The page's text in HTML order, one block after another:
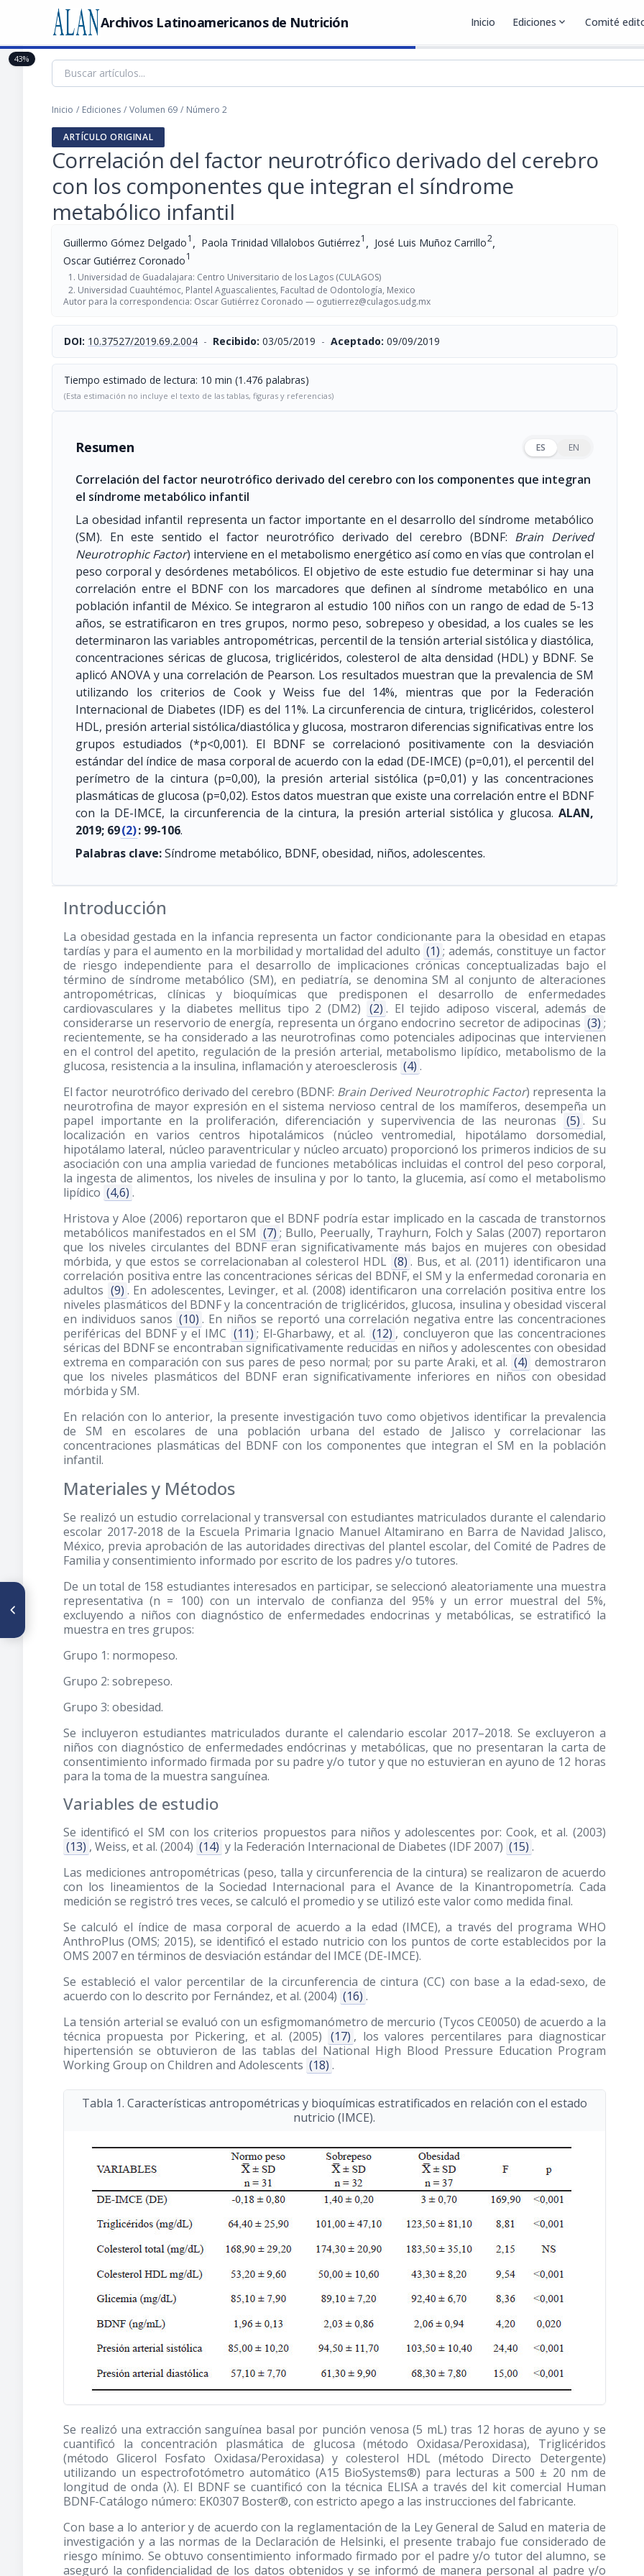
Archivos Latinoamericanos de Nutrición Inicio Ediciones expand_more Comité
Inicio / Ediciones / Volumen 69 / Número 2
ARTÍCULO ORIGINAL
Correlación del factor neurotrófico derivado del cerebro
con los componentes que integran el síndrome
metabólico infantil
Guillermo Gómez Delgado1 , Paola Trinidad Villalobos Gutiérrez1 , José Luis Muñoz Carrillo2,
Oscar Gutiérrez Coronado1
Universidad de Guadalajara: Centro Universitario de los Lagos (CULAGOS)
Universidad Cuauhtémoc, Plantel Aguascalientes, Facultad de Odontología, Mexico
Autor para la correspondencia: Oscar Gutiérrez Coronado — ogutierrez@culagos.udg.mx
DOI: 10.37527/2019.69.2.004 - Recibido: 03/05/2019 - Aceptado: 09/09/2019
Tiempo estimado de lectura: 10 min (1.476 palabras)
(Esta estimación no incluye el texto de las tablas, figuras y referencias)
Resumen ES EN
Correlación del factor neurotrófico derivado del cerebro con los componentes que integran
el síndrome metabólico infantil
La obesidad infantil representa un factor importante en el desarrollo del síndrome metabólico
(SM). En este sentido el factor neurotrófico derivado del cerebro (BDNF: Brain Derived
Neurotrophic Factor) interviene en el metabolismo energético así como en vías que controlan el
peso corporal y desórdenes metabólicos. El objetivo de este estudio fue determinar si hay una
correlación entre el BDNF con los marcadores que definen al síndrome metabólico en una
población infantil de México. Se integraron al estudio 100 niños con un rango de edad de 5-13
años, se estratificaron en tres grupos, normo peso, sobrepeso y obesidad, a los cuales se les
determinaron las variables antropométricas, percentil de la tensión arterial sistólica y diastólica,
concentraciones séricas de glucosa, triglicéridos, colesterol de alta densidad (HDL) y BDNF. Se
aplicó ANOVA y una correlación de Pearson. Los resultados muestran que la prevalencia de SM
utilizando los criterios de Cook y Weiss fue del 14%, mientras que por la Federación
Internacional de Diabetes (IDF) es del 11%. La circunferencia de cintura, triglicéridos, colesterol
HDL, presión arterial sistólica/diastólica y glucosa, mostraron diferencias significativas entre los
grupos estudiados (*p<0,001). El BDNF se correlacionó positivamente con la desviación
estándar del índice de masa corporal de acuerdo con la edad (DE-IMCE) (p=0,01), el percentil del
perímetro de la cintura (p=0,00), la presión arterial sistólica (p=0,01) y las concentraciones
plasmáticas de glucosa (p=0,02). Estos datos muestran que existe una correlación entre el BDNF
con la DE-IMCE, la circunferencia de la cintura, la presión arterial sistólica y glucosa. ALAN,
2019; 69(2): 99-106.
Palabras clave:Síndrome metabólico, BDNF, obesidad, niños, adolescentes.
Introducción
La obesidad gestada en la infancia representa un factor condicionante para la obesidad en etapas
tardías y para el aumento en la morbilidad y mortalidad del adulto (1) ; además, constituye un factor
de riesgo independiente para el desarrollo de implicaciones crónicas conceptualizadas bajo el
término de síndrome metabólico (SM), en pediatría, se denomina SM al conjunto de alteraciones
antropométricas, clínicas y bioquímicas que predisponen el desarrollo de enfermedades
cardiovasculares y la diabetes mellitus tipo 2 (DM2)
(2) . El tejido adiposo visceral, además de
considerarse un reservorio de energía, representa un órgano endocrino secretor de adipocinas (3) ;
recientemente, se ha considerado a las neurotrofinas como potenciales adipocinas que intervienen
en el control del apetito, regulación de la presión arterial, metabolismo lipídico, metabolismo de la
glucosa, resistencia a la insulina, inflamación y ateroesclerosis (4) .
El factor neurotrófico derivado del cerebro (BDNF: Brain Derived Neurotrophic Factor) representa la
neurotrofina de mayor expresión en el sistema nervioso central de los mamíferos, desempeña un
papel importante en la proliferación, diferenciación y supervivencia de las neuronas
(5) . Su
localización en varios centros hipotalámicos (núcleo ventromedial, hipotálamo dorsomedial,
hipotálamo lateral, núcleo paraventricular y núcleo arcuato) proporcionó los primeros indicios de su
asociación con una amplia variedad de funciones metabólicas incluidas el control del peso corporal,
la ingesta de alimentos, los niveles de insulina y por lo tanto, la glucemia, así como el metabolismo
lipídico (4,6) .
Hristova y Aloe(2006) reportaron que el BDNF podría estar implicado en la cascada de transtornos
metabólicos manifestados en el SM (7) ; Bullo, Peerually, Trayhurn, Folch y Salas (2007) reportaron
que los niveles circulantes del BDNF eran significativamente más bajos en mujeres con obesidad
mórbida, y que estos se correlacionaban al colesterol HDL (8) . Bus, et al. (2011) identificaron una
correlación positiva entre las concentraciones séricas del BDNF, el SM y la enfermedad coronaria en
adultos (9) . En adolescentes, Levinger, et al. (2008) identificaron una correlación positiva entre los
niveles plasmáticos del BDNF y la concentración de triglicéridos, glucosa, insulina y obesidad visceral
en individuos sanos (10) . En niños se reportó una correlación negativa entre las concentraciones
periféricas del BDNF y el IMC (11) ; El-Gharbawy, et al. (12) , concluyeron que las concentraciones
séricas del BDNF se encontraban significativamente reducidas en niños y adolescentes con obesidad
extrema en comparación con sus pares de peso normal; por su parte Araki, et al. (4) demostraron
que los niveles plasmáticos del BDNF eran significativamente inferiores en niños con obesidad
mórbida y SM.
En relación con lo anterior, la presente investigación tuvo como objetivos identificar la prevalencia
de SM en escolares de una población urbana del estado de Jalisco y correlacionar las
concentraciones plasmáticas del BDNF con los componentes que integran el SM en la población
infantil.
Materiales y Métodos
Se realizó un estudio correlacional y transversal con estudiantes matriculados durante el calendario
escolar 2017-2018 de la Escuela Primaria Ignacio Manuel Altamirano en Barra de Navidad Jalisco,
México, previa aprobación de las autoridades directivas del plantel escolar, del Comité de Padres de
Familia y consentimiento informado por escrito de los padres y/o tutores.
De un total de 158 estudiantes interesados en participar, se seleccionó aleatoriamente una muestra
representativa (n = 100) con un intervalo de confianza del 95% y un error muestral del 5%,
excluyendo a niños con diagnóstico de enfermedades endocrinas y metabólicas, se estratificó la
muestra en tres grupos:
Grupo 1: normopeso.
Grupo 2: sobrepeso.
Grupo 3: obesidad.
Se incluyeron estudiantes matriculados durante el calendario escolar 2017–2018. Se excluyeron a
niños con diagnóstico de enfermedades endócrinas y metabólicas, que no presentaran la carta de
consentimiento informado firmada por su padre y/o tutor y que no estuvieran en ayuno de 12 horas
para la toma de la muestra sanguínea.
Variables de estudio
Se identificó el SM con los criterios propuestos para niños y adolescentes por: Cook, et al. (2003)
(13) , Weiss, et al. (2004) (14) y la Federación Internacional de Diabetes (IDF 2007) (15) .
Las mediciones antropométricas (peso, talla y circunferencia de la cintura) se realizaron de acuerdo
con los lineamientos de la Sociedad Internacional para el Avance de la Kinantropometría. Cada
medición se registró tres veces, se calculó el promedio y se utilizó este valor como medida final.
Se calculó el índice de masa corporal de acuerdo a la edad (IMCE), a través del programa WHO
AnthroPlus (OMS; 2015), se identificó el estado nutricio con los puntos de corte establecidos por la
OMS 2007 en términos de desviación estándar del IMCE (DE-IMCE).
Se estableció el valor percentilar de la circunferencia de cintura (CC) con base a la edad-sexo, de
acuerdo con lo descrito por Fernández, et al. (2004) (16) .
La tensión arterial se evaluó con un esfigmomanómetro de mercurio (Tycos CE0050) de acuerdo a la
técnica propuesta por Pickering, et al. (2005) (17) , los valores percentilares para diagnosticar
hipertensión se obtuvieron de las tablas del National High Blood Pressure Education Program
Working Group on Children and Adolescents (18) .
Tabla 1. Características antropométricas y bioquímicas estratificados en relación con el estado
nutricio (IMCE).
Se realizó una extracción sanguínea basal por punción venosa (5 mL) tras 12 horas de ayuno y se
cuantificó la concentración plasmática de glucosa (método Oxidasa/Peroxidasa), Triglicéridos
(método Glicerol Fosfato Oxidasa/Peroxidasa) y colesterol HDL (método Directo Detergente)
utilizando un espectrofotómetro automático (A15 BioSystems®) para lecturas a 500 ± 20 nm de
longitud de onda (λ). El BDNF se cuantificó con la técnica ELISA a través del kit comercial Human
BDNF-Catálogo número: EK0307 Boster®, con estricto apego a las instrucciones del fabricante.
Con base a lo anterior y de acuerdo con la reglamentación de la Ley General de Salud en materia de
investigación y a las normas de la Declaración de Helsinki, el presente trabajo fue considerado de
riesgo mínimo. Se obtuvo consentimiento informado firmado por el padre y/o tutor del alumno, se
aseguró la confidencialidad de los datos obtenidos y se informó de manera personal al padre y/o
43%
ARTÍCULO ANTERIOR
Determination of changes
during storage in chemical
and microbial compositions
buffalo milk and buffalo and